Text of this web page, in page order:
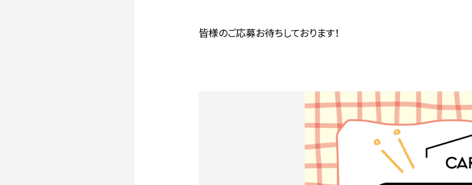
皆様のご応募お待ちしております！